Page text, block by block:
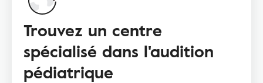
Trouvez un centre
spécialisé dans l'audition
pédiatrique